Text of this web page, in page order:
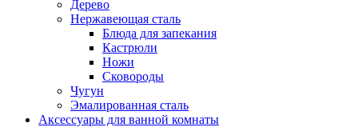
Дерево
Нержавеющая сталь
Блюда для запекания
Кастрюли
Ножи
Сковороды
Чугун
Эмалированная сталь
Аксессуары для ванной комнаты